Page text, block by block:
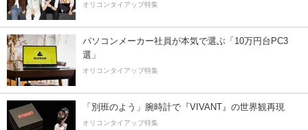
オリコンタイアップ特集
パソコンメーカー社員が本気で選ぶ「10万円台PC3
選」
オリコンタイアップ特集
「別班のよう」腕時計で『VIVANT』の世界観再現
オリコンタイアップ特集